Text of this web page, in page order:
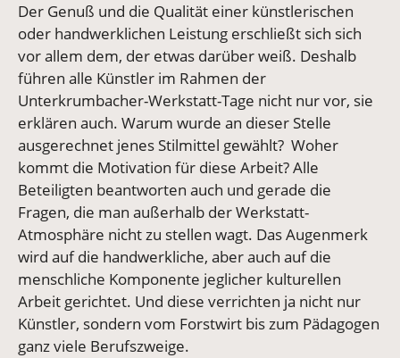
Der Genuß und die Qualität einer künstlerischen
oder handwerklichen Leistung erschließt sich sich
vor allem dem, der etwas darüber weiß. Deshalb
führen alle Künstler im Rahmen der
Unterkrumbacher-Werkstatt-Tage nicht nur vor, sie
erklären auch. Warum wurde an dieser Stelle
ausgerechnet jenes Stilmittel gewählt? Woher
kommt die Motivation für diese Arbeit? Alle
Beteiligten beantworten auch und gerade die
Fragen, die man außerhalb der Werkstatt-
Atmosphäre nicht zu stellen wagt. Das Augenmerk
wird auf die handwerkliche, aber auch auf die
menschliche Komponente jeglicher kulturellen
Arbeit gerichtet. Und diese verrichten ja nicht nur
Künstler, sondern vom Forstwirt bis zum Pädagogen
ganz viele Berufszweige.